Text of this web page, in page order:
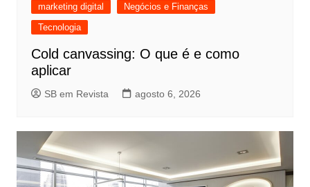
marketing digital
Negócios e Finanças
Tecnologia
Cold canvassing: O que é e como
aplicar
SB em Revista agosto 6, 2026